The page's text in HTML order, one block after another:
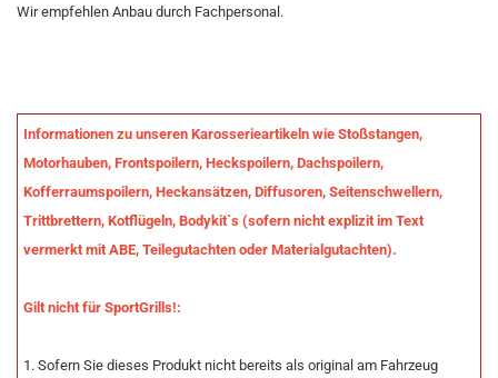
Wir empfehlen Anbau durch Fachpersonal.
Informationen zu unseren Karosserieartikeln wie Stoßstangen,
Motorhauben, Frontspoilern, Heckspoilern, Dachspoilern,
Kofferraumspoilern, Heckansätzen, Diffusoren, Seitenschwellern,
Trittbrettern, Kotflügeln, Bodykit`s (sofern nicht explizit im Text
vermerkt mit ABE, Teilegutachten oder Materialgutachten).
Gilt nicht für SportGrills!:
1. Sofern Sie dieses Produkt nicht bereits als original am Fahrzeug